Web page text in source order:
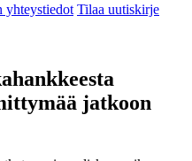
yhteystiedot Tilaa uutiskirje
jatkoon